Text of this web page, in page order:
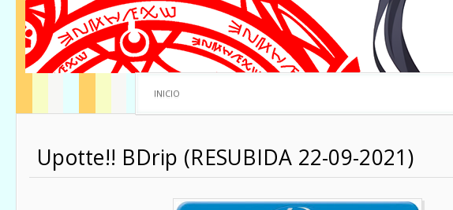
INICIO
Upotte!! BDrip (RESUBIDA 22-09-2021)